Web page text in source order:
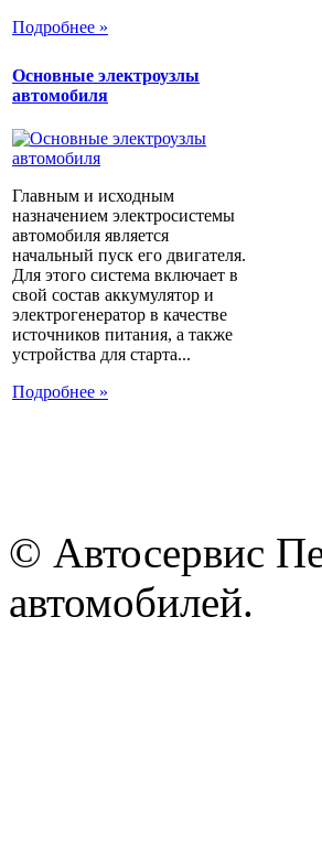
Подробнее »
Основные электроузлы
автомобиля
Главным и исходным
назначением электросистемы
автомобиля является
начальный пуск его двигателя.
Для этого система включает в
свой состав аккумулятор и
электрогенератор в качестве
источников питания, а также
устройства для старта...
Подробнее »
© Автосервис
автомобилей.